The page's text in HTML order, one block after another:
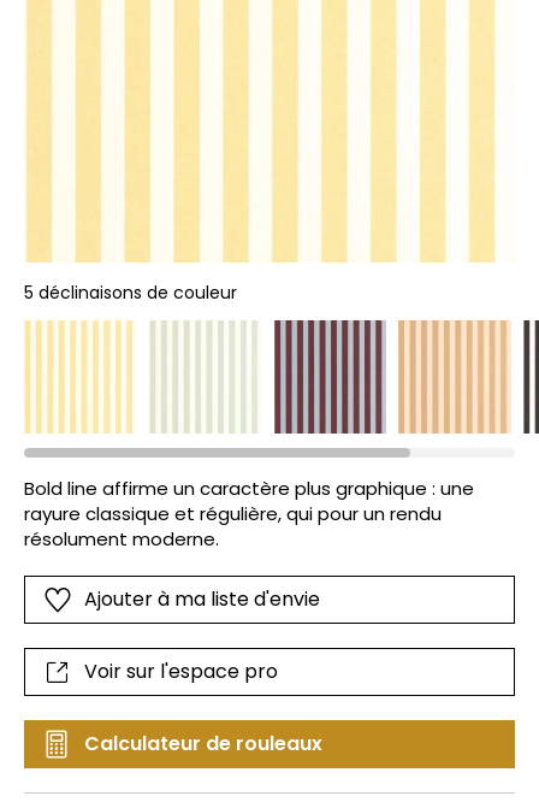
5 déclinaisons de couleur
Bold line affirme un caractère plus graphique : une
rayure classique et régulière, qui pour un rendu
résolument moderne.
Ajouter à ma liste d'envie
Voir sur l'espace pro
Calculateur de rouleaux